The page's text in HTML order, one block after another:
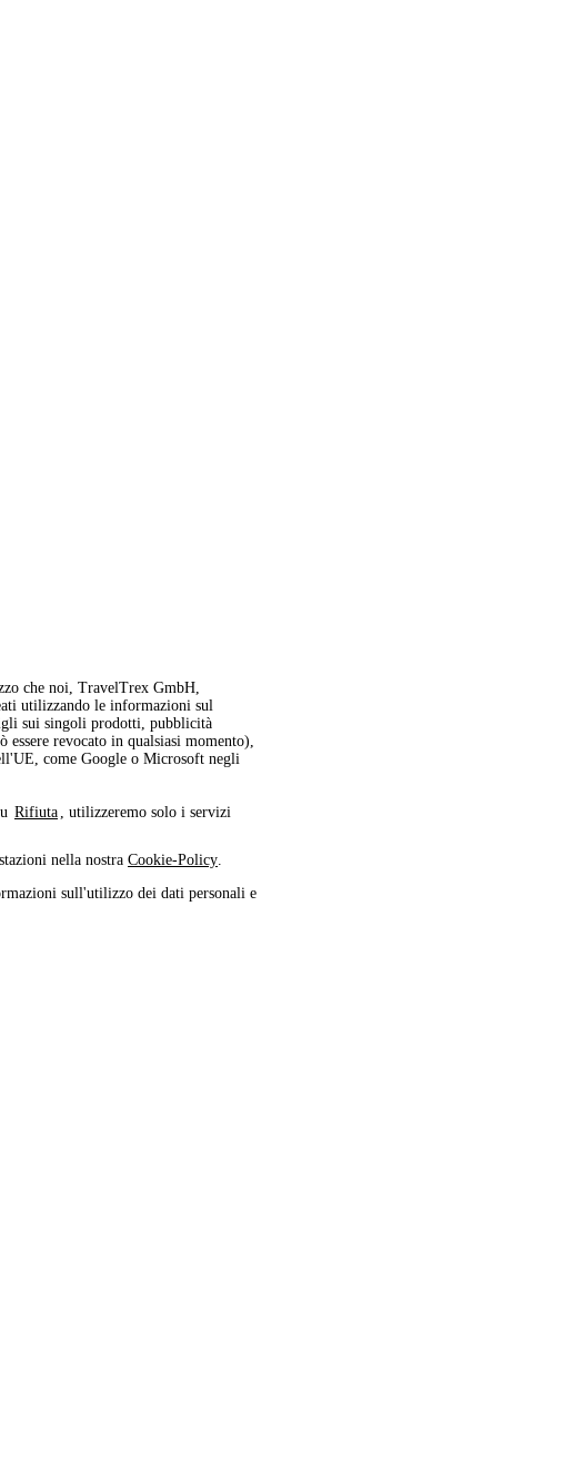
che noi, TravelTrex GmbH,
utilizzando le informazioni sul
sui singoli prodotti, pubblicità
essere revocato in qualsiasi momento),
come Google o Microsoft negli
Rifiuta , utilizzeremo solo i servizi
nella nostra Cookie-Policy
sull'utilizzo dei dati personali e